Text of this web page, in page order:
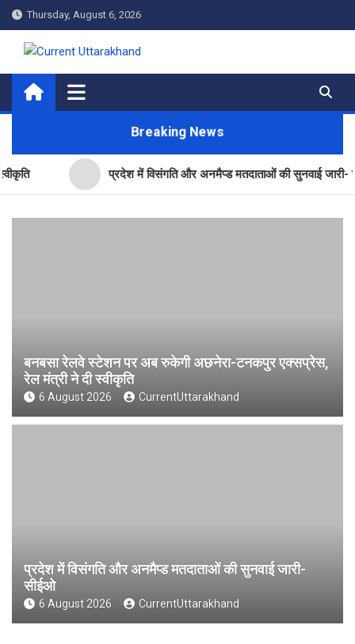
Skip
to
content
Thursday, August 6, 2026
Current Uttarakhand
Breaking News
प्रदेश में विसंगति और अनमैप्ड मतदाताओं की सुनवाई जारी- सीईओ
बनबसा रेलवे स्टेशन पर अब रुकेगी अछनेरा-टनकपुर एक्सप्रेस,
रेल मंत्री ने दी स्वीकृति
6 August 2026 CurrentUttarakhand
प्रदेश में विसंगति और अनमैप्ड मतदाताओं की सुनवाई जारी-
सीईओ
6 August 2026 CurrentUttarakhand